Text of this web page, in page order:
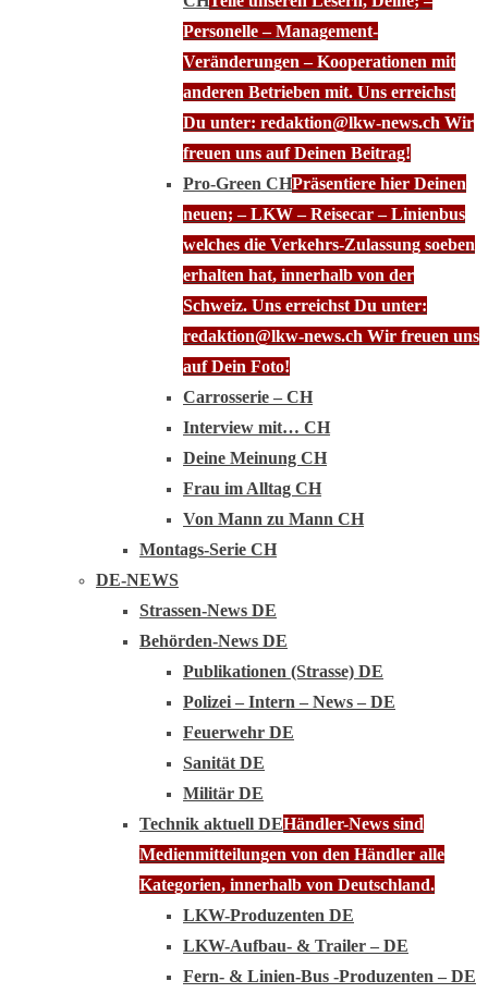
Personelle – Management-
Veränderungen – Kooperationen mit
anderen Betrieben mit. Uns erreichst
Du unter: redaktion@lkw-news.ch Wir
freuen uns auf Deinen Beitrag!
Pro-Green CHPräsentiere hier Deinen
neuen; – LKW – Reisecar – Linienbus
welches die Verkehrs-Zulassung soeben
erhalten hat, innerhalb von der
Schweiz. Uns erreichst Du unter:
redaktion@lkw-news.ch Wir freuen uns
auf Dein Foto!
Carrosserie – CH
Interview mit… CH
Deine Meinung CH
Frau im Alltag CH
Von Mann zu Mann CH
Montags-Serie CH
DE-NEWS
Strassen-News DE
Behörden-News DE
Publikationen (Strasse) DE
Polizei – Intern – News – DE
Feuerwehr DE
Sanität DE
Militär DE
Technik aktuell DEHändler-News sind
Medienmitteilungen von den Händler alle
Kategorien, innerhalb von Deutschland.
LKW-Produzenten DE
LKW-Aufbau- & Trailer – DE
Fern- & Linien-Bus -Produzenten – DE